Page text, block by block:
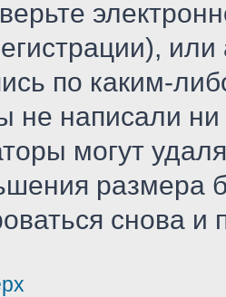
по каким-
не написали
могут
размера
снова и